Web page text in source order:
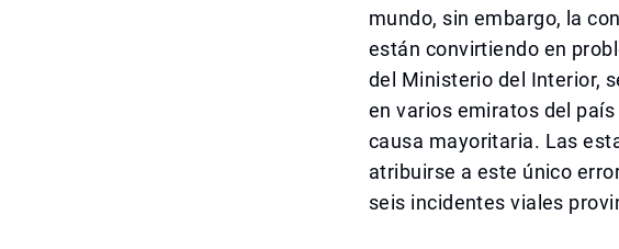
mundo, sin embargo, la
están convirtiendo en
del Ministerio del Interior,
en varios emiratos del
causa mayoritaria. Las
atribuirse a este único
seis incidentes viales